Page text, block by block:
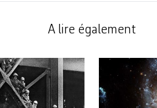
A lire également